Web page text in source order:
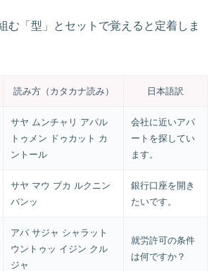
む「型」とセットで覚えると定着しま
読み方（カタカナ読み） 日本語訳
サヤ ムンチャリ アパル
トゥメン ドゥカット カ
ントール
会社に近いアパ
ートを探してい
ます。
サヤ マウ ブカ ルクニン
バンッ
銀行口座を開き
たいです。
アパ サジャ シャラット
ウントゥッ イジン クル
ジャ
就労許可の条件
は何ですか？